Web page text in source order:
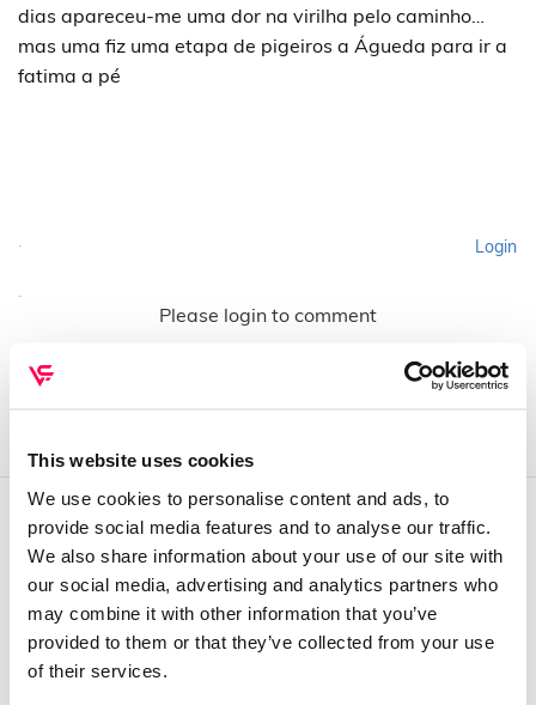
This website uses cookies
We use cookies to personalise content and ads, to
provide social media features and to analyse our traffic.
We also share information about your use of our site with
our social media, advertising and analytics partners who
may combine it with other information that you’ve
provided to them or that they’ve collected from your use
of their services.
dias apareceu-me uma dor na virilha pelo caminho…
mas uma fiz uma etapa de pigeiros a Águeda para ir a
fatima a pé
Login
Please login to comment
Sobre mim
Contactos
Conta cliente